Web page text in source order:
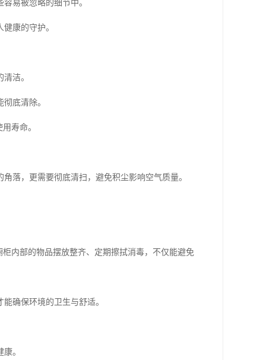
易被忽略的细节中。
康的守护。
洁。
底清除。
寿命。
落，更需要彻底清扫，避免积尘影响空气质量。
内部的物品摆放整齐、定期擦拭消毒，不仅能避免
确保环境的卫生与舒适。
。